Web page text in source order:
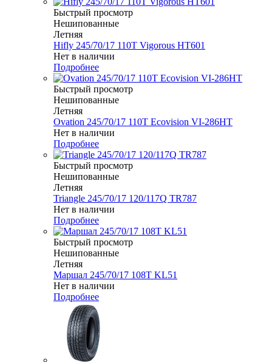
Быстрый просмотр
Нешипованные
Летняя
Hifly 245/70/17 110T Vigorous HT601
Нет в наличии
Подробнее
Быстрый просмотр
Нешипованные
Летняя
Ovation 245/70/17 110T Ecovision VI-286HT
Нет в наличии
Подробнее
Быстрый просмотр
Нешипованные
Летняя
Triangle 245/70/17 120/117Q TR787
Нет в наличии
Подробнее
Быстрый просмотр
Нешипованные
Летняя
Маршал 245/70/17 108T KL51
Нет в наличии
Подробнее